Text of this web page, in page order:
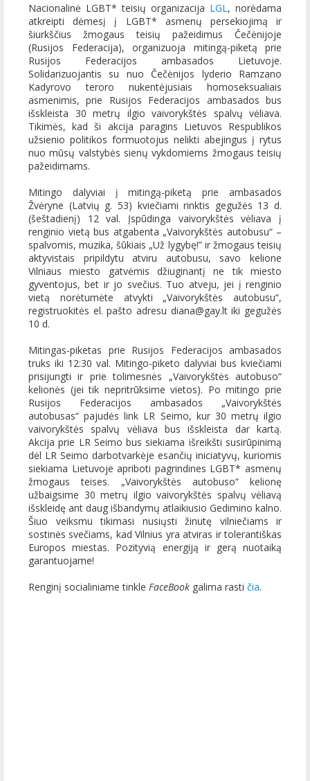
Nacionalinė LGBT* teisių organizacija LGL , norėdama
atkreipti dėmesį į LGBT* asmenų persekiojimą ir
šiurkščius žmogaus teisių pažeidimus Čečėnijoje
(Rusijos Federacija), organizuoja mitingą-piketą prie
Rusijos Federacijos ambasados Lietuvoje.
Solidarizuojantis su nuo Čečėnijos lyderio Ramzano
Kadyrovo teroro nukentėjusiais homoseksualiais
asmenimis, prie Rusijos Federacijos ambasados bus
išskleista 30 metrų ilgio vaivorykštės spalvų vėliava.
Tikimės, kad ši akcija paragins Lietuvos Respublikos
užsienio politikos formuotojus nelikti abejingus į rytus
nuo mūsų valstybės sienų vykdomiems žmogaus teisių
pažeidimams.
Mitingo dalyviai į mitingą-piketą prie ambasados
Žvėryne (Latvių g. 53) kviečiami rinktis gegužės 13 d.
(šeštadienį) 12 val. Įspūdinga vaivorykštės vėliava į
renginio vietą bus atgabenta „Vaivorykštės autobusu“ –
spalvomis, muzika, šūkiais „Už lygybę!” ir žmogaus teisių
aktyvistais pripildytu atviru autobusu, savo kelione
Vilniaus miesto gatvėmis džiuginantį ne tik miesto
gyventojus, bet ir jo svečius. Tuo atveju, jei į renginio
vietą norėtumėte atvykti „Vaivorykštės autobusu“,
registruokitės el. pašto adresu diana@gay.lt iki gegužės
10 d.
Mitingas-piketas prie Rusijos Federacijos ambasados
truks iki 12:30 val. Mitingo-piketo dalyviai bus kviečiami
prisijungti ir prie tolimesnės „Vaivorykštės autobuso“
kelionės (jei tik nepritrūksime vietos). Po mitingo prie
Rusijos Federacijos ambasados „Vaivorykštės
autobusas“ pajudės link LR Seimo, kur 30 metrų ilgio
vaivorykštės spalvų vėliava bus išskleista dar kartą.
Akcija prie LR Seimo bus siekiama išreikšti susirūpinimą
dėl LR Seimo darbotvarkėje esančių iniciatyvų, kuriomis
siekiama Lietuvoje apriboti pagrindines LGBT* asmenų
žmogaus teises. „Vaivorykštės autobuso“ kelionę
užbaigsime 30 metrų ilgio vaivorykštės spalvų vėliavą
išskleidę ant daug išbandymų atlaikiusio Gedimino kalno.
Šiuo veiksmu tikimasi nusiųsti žinutę vilniečiams ir
sostinės svečiams, kad Vilnius yra atviras ir tolerantiškas
Europos miestas. Pozityvią energiją ir gerą nuotaiką
garantuojame!
Renginį socialiniame tinkle FaceBook galima rasti čia.